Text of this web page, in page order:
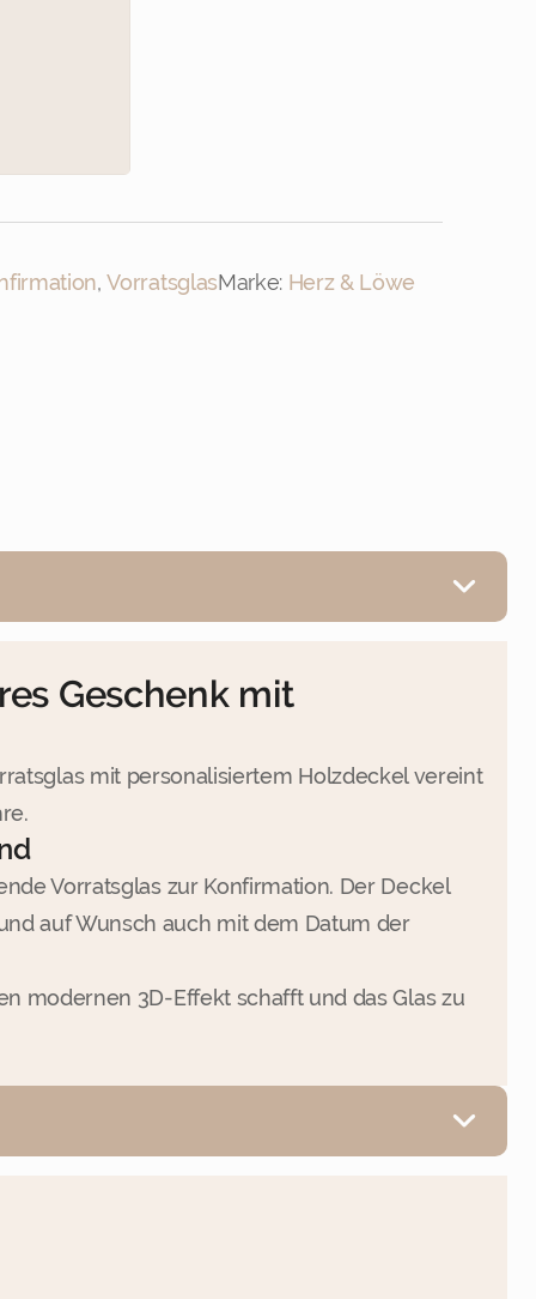
,VorratsglasMarke: Herz & Löwe
Geschenk mit
mit personalisiertem Holzdeckel vereint
Vorratsglas zur Konfirmation. Der Deckel
auf Wunsch auch mit dem Datum der
modernen 3D-Effekt schafft und das Glas zu